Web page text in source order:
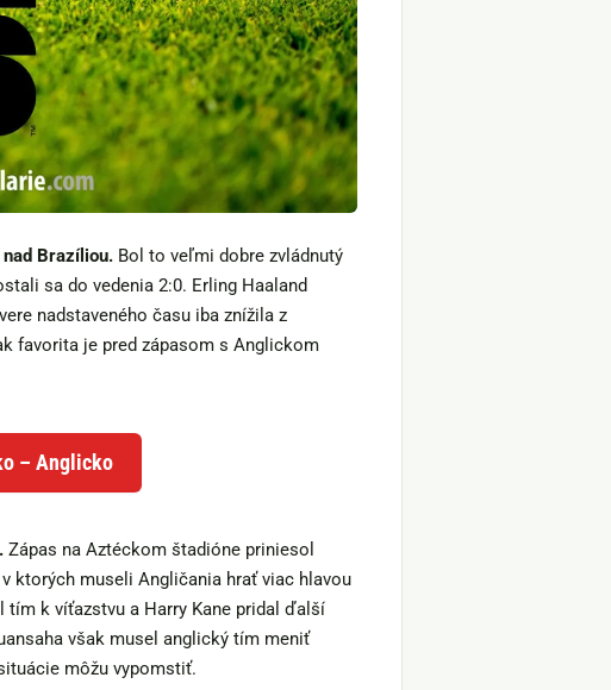
Brazíliou. Bol to veľmi dobre zvládnutý
sa do vedenia 2:0. Erling Haaland
nadstaveného času iba znížila z
favorita je pred zápasom s Anglickom
– Anglicko
Zápas na Aztéckom štadióne priniesol
ktorých museli Angličania hrať viac hlavou
tím k víťazstvu a Harry Kane pridal ďalší
však musel anglický tím meniť
môžu vypomstiť.